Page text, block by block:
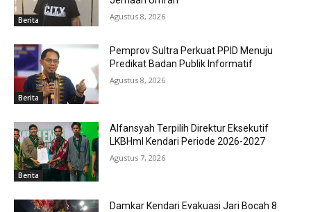
Berita Agustus 8, 2026
Berita
Pemprov Sultra Perkuat PPID Menuju
Predikat Badan Publik Informatif
Agustus 8, 2026
Berita
Alfansyah Terpilih Direktur Eksekutif
LKBHmI Kendari Periode 2026-2027
Agustus 7, 2026
Damkar Kendari Evakuasi Jari Bocah 8